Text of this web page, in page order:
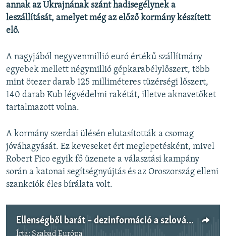
Valamennyi RFE/RL weboldal
annak az Ukrajnának szánt hadisegélynek a
leszállítását, amelyet még az előző kormány készített
elő.
A nagyjából negyvenmillió euró értékű szállítmány
egyebek mellett négymillió gépkarabélylőszert, több
mint ötezer darab 125 milliméteres tüzérségi lőszert,
140 darab Kub légvédelmi rakétát, illetve aknavetőket
tartalmazott volna.
A kormány szerdai ülésén elutasították a csomag
jóváhagyását. Ez keveseket ért meglepetésként, mivel
Robert Fico egyik fő üzenete a választási kampány
során a katonai segítségnyújtás és az Oroszország elleni
szankciók éles bírálata volt.
Ellenségből barát – dezinformáció a szlovákiai választási kampányban
Írta: Szabad Európa